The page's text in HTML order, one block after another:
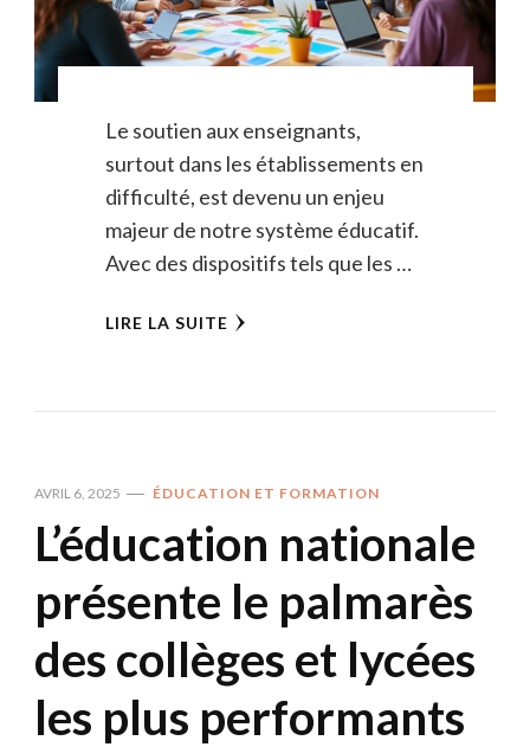
Le soutien aux enseignants,
surtout dans les établissements en
difficulté, est devenu un enjeu
majeur de notre système éducatif.
Avec des dispositifs tels que les …
LIRE LA SUITE
AVRIL 6, 2025 ÉDUCATION ET FORMATION
L’éducation nationale
présente le palmarès
des collèges et lycées
les plus performants